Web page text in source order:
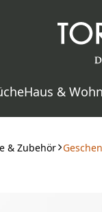
Haus &
& Zubehör